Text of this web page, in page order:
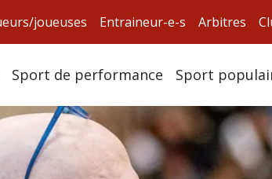
joueuses Entraineur-e-s Arbitres
Sport de performance Sport